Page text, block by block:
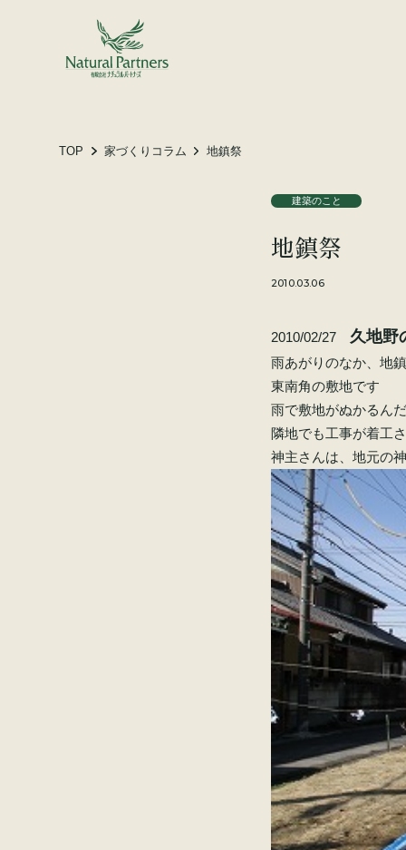
TOP 家づくりコラム 地鎮祭
建築のこと
地鎮祭
2010.03.06
2010/02/27 久地野
雨あがりのなか、地
東南角の敷地です
雨で敷地がぬかるん
隣地でも工事が着工
神主さんは、地元の
会社概要
スタッフ紹介